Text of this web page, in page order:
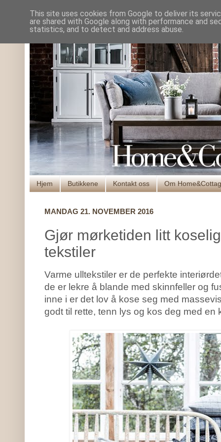
Hjem Butikkene Kontakt oss Om
MANDAG 21. NOVEMBER 2016
Gjør mørketiden litt
tekstiler
Varme ulltekstiler er de perfekte
de er lekre å blande med skinnfeller og
inne i er det lov å kose seg med
godt til rette, tenn lys og kos deg med
This site uses cookies from Google to deliver its
are shared with Google along with performance and
statistics, and to detect and address abuse.